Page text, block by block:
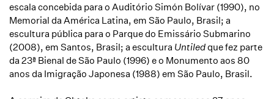
escala concebida para o Auditório Simón Bolívar (1990), no
Memorial da América Latina, em São Paulo, Brasil; a
escultura pública para o Parque do Emissário Submarino
(2008), em Santos, Brasil; a escultura Untiledque fez parte
da 23ª Bienal de São Paulo (1996) e o Monumento aos 80
anos da Imigração Japonesa (1988) em São Paulo, Brasil.